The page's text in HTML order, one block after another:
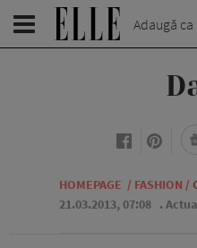
Adaugă ca
HOMEPAGE / FASHION /
21.03.2013, 07:08 .